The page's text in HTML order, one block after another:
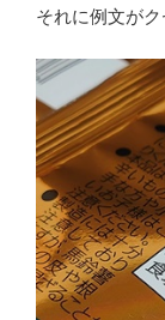
それに例文がク